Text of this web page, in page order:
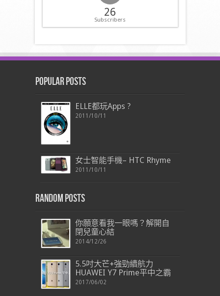
26
Subscribers
Popular Posts
ELLE都玩Apps ?
2011/10/11
女士智能手機– HTC Rhyme
2011/10/11
Random Posts
你願意看我一眼嗎？解開自
閉兒童心結
2014/12/26
5.5吋大芒+強勁續航力
HUAWEI Y7 Prime平中之霸
2017/06/02